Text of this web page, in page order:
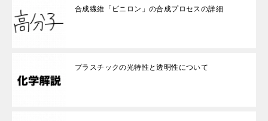
合成繊維「ビニロン」の合成プロセスの詳細
プラスチックの光特性と透明性について